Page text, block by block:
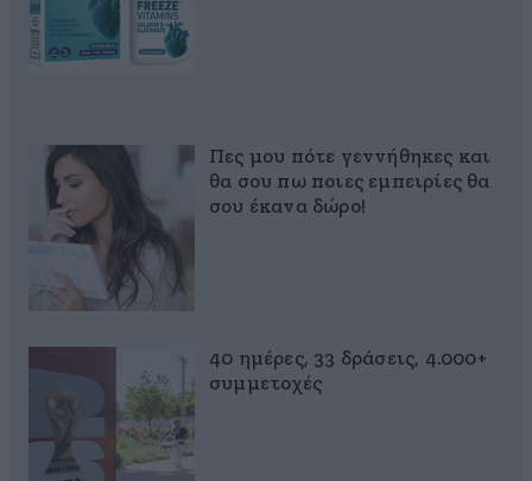
Πες μου πότε γεννήθηκες και
θα σου πω ποιες εμπειρίες θα
σου έκανα δώρο!
40 ημέρες, 33 δράσεις, 4.000+
συμμετοχές